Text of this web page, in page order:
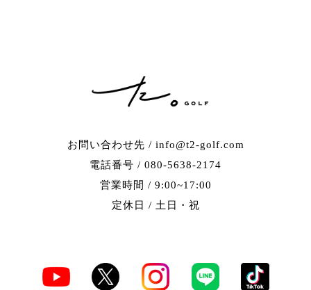
お問い合わせ先 / info@t2-golf.com
電話番号 / 080-5638-2174
営業時間 / 9:00~17:00
定休日 / 土日・祝